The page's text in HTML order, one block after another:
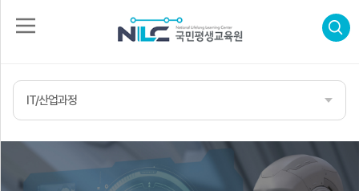
그
원
입
수
격
IT/산업과정